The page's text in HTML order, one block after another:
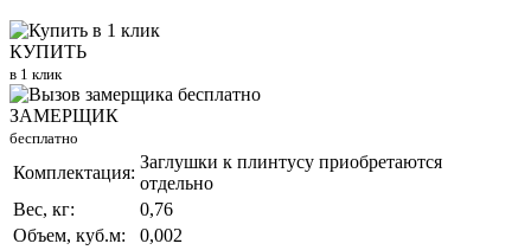
КУПИТЬ
в 1 клик
ЗАМЕРЩИК
бесплатно
Комплектация:
Заглушки к плинтусу приобретаются
отдельно
Вес, кг:
0,76
Объем, куб.м:
0,002